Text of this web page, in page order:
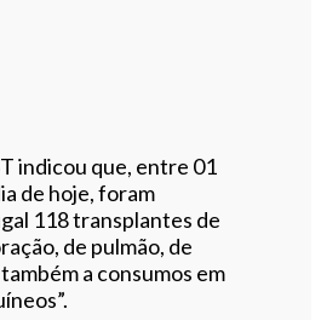
indicou que, entre 01
de hoje, foram
118 transplantes de
de pulmão, de
a consumos em